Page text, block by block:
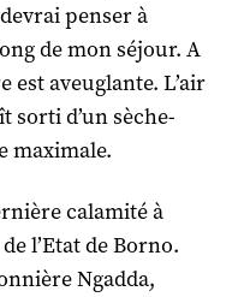
penser à
de mon séjour. A
est aveuglante. L’air
sorti d’un sèche-
maximale.
calamité à
l’Etat de Borno.
Ngadda,